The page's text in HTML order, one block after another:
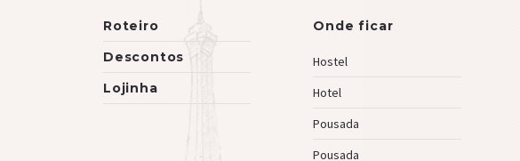
Roteiro
Descontos
Lojinha
Onde ficar
Hostel
Hotel
Pousada
Pousada